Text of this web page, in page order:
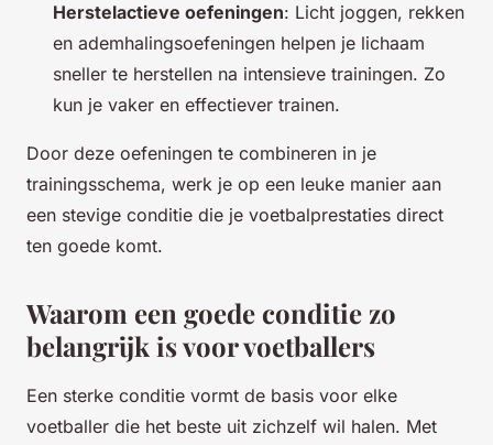
Herstelactieve oefeningen: Licht joggen, rekken
en ademhalingsoefeningen helpen je lichaam
sneller te herstellen na intensieve trainingen. Zo
kun je vaker en effectiever trainen.
Door deze oefeningen te combineren in je
trainingsschema, werk je op een leuke manier aan
een stevige conditie die je voetbalprestaties direct
ten goede komt.
Waarom een goede conditie zo
belangrijk is voor voetballers
Een sterke conditie vormt de basis voor elke
voetballer die het beste uit zichzelf wil halen. Met